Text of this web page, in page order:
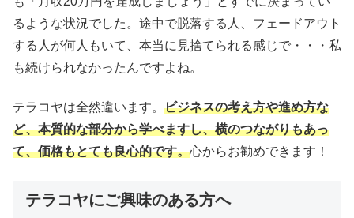
るような状況でした。途中で脱落する人、フェードアウト
する人が何人もいて、本当に見捨てられる感じで・・・私
も続けられなかったんですよね。
テラコヤは全然違います。 ビジネスの考え方や進め方な
ど、本質的な部分から学べますし、横のつながりもあっ
て、価格もとても良心的です。心からお勧めできます！
テラコヤにご興味のある方へ